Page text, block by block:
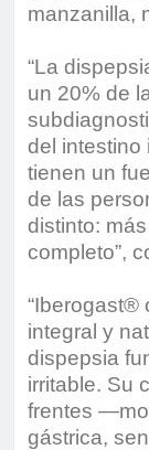
manzanilla,
“La
un 20% de
del intestino
tienen un
de las
distinto:
completo”,
“Iberogast®
integral y
dispepsia
irritable. Su
frentes
gástrica,